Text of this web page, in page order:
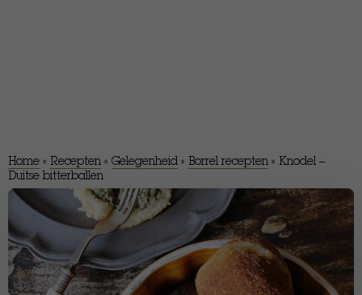
Home » Recepten » Gelegenheid » Borrel recepten » Knodel –
Duitse bitterballen